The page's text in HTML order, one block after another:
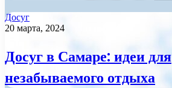
Досуг
20 марта, 2024
Досуг в Самаре: идеи для
незабываемого отдыха